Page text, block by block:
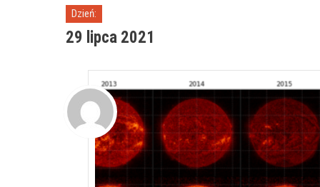
Dzień:
29 lipca 2021